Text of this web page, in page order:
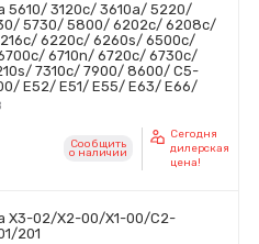
5610/ 3120с/ 3610a/ 5220/
5730/ 5800/ 6202c/ 6208c/
6220c/ 6260s/ 6500c/
6710n/ 6720с/ 6730с/
7310c/ 7900/ 8600/ C5-
E52/ E51/ E55/ E63/ E66/
Сообщить
o наличии
Сегодня
дилерская
цена!
X3-02/X2-00/X1-00/C2-
201